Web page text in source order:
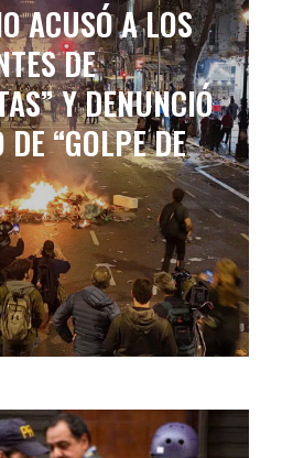
ACUSÓ A LOS
DE
Y DENUNCIÓ
“GOLPE DE